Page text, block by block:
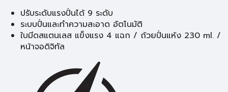
ปรับระดับแรงปั่นได้ 9 ระดับ
ระบบปั่นและทำความสะอาด อัตโนมัติ
ใบมีดสแตนเลส แข็งแรง 4 แฉก / ถ้วยปั่นแห้ง 230 ml. /
หน้าจอดิจิทัล